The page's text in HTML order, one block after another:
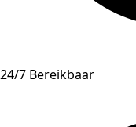
24/7 Bereikbaar